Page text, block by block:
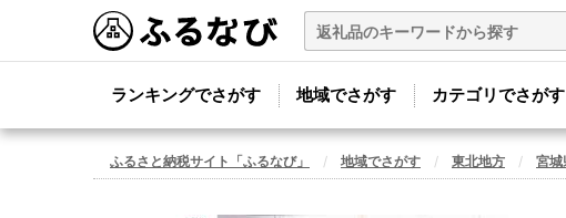
ランキングでさがす 地域でさがす カテゴリでさがす
ふるさと納税サイト「ふるなび」 地域でさがす 東北地方 宮城